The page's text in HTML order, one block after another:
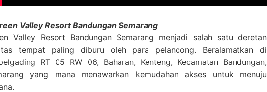
Valley Resort Bandungan Semarang
Valley Resort Bandungan Semarang menjadi salah satu deretan
tempat paling diburu oleh para pelancong. Beralamatkan di
RT 05 RW 06, Baharan, Kenteng, Kecamatan Bandungan,
yang mana menawarkan kemudahan akses untuk menuju